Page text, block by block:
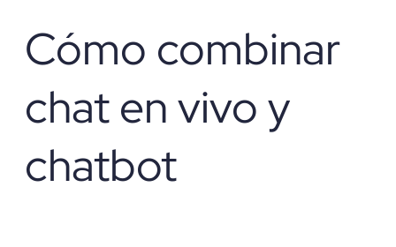
Cómo combinar
chat en vivo y
chatbot